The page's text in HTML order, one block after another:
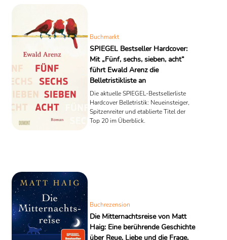
Buchmarkt
SPIEGEL Bestseller Hardcover:
Mit „Fünf, sechs, sieben, acht“
führt Ewald Arenz die
Belletristikliste an
Die aktuelle SPIEGEL-Bestsellerliste
Hardcover Belletristik: Neueinsteiger,
Spitzenreiter und etablierte Titel der
Top 20 im Überblick.
Buchrezension
Die Mitternachtsreise von Matt
Haig: Eine berührende Geschichte
über Reue, Liebe und die Frage,